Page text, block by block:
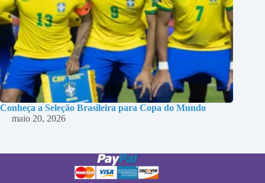
Conheça a Seleção Brasileira para Copa do Mundo
maio 20, 2026